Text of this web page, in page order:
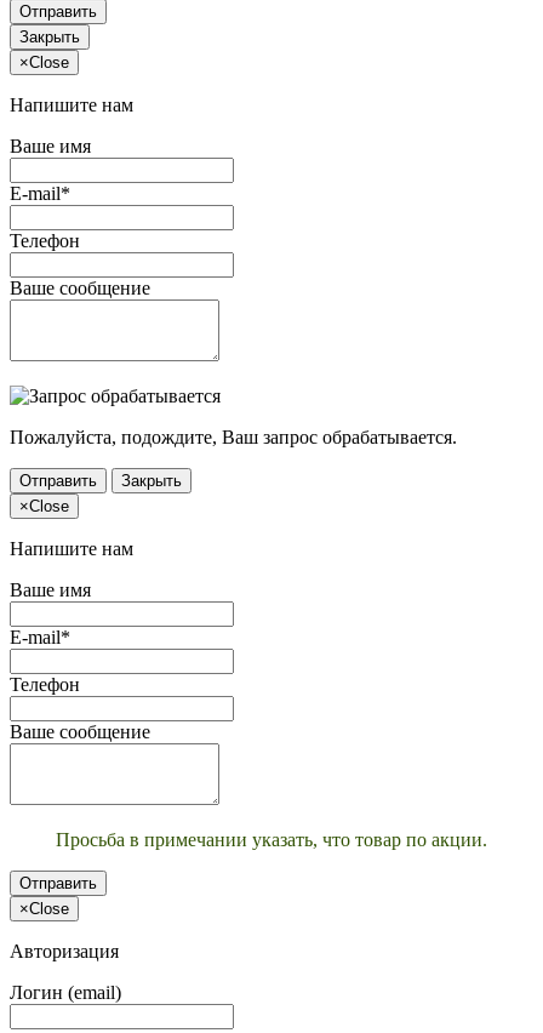
Отправить
Закрыть
×Close
Напишите нам
Ваше имя
E-mail*
Телефон
Ваше сообщение
Пожалуйста, подождите, Ваш запрос обрабатывается.
Отправить
Закрыть
×Close
Напишите нам
Ваше имя
E-mail*
Телефон
Ваше сообщение
Просьба в примечании указать, что товар по акции.
Отправить
×Close
Авторизация
Логин (email)